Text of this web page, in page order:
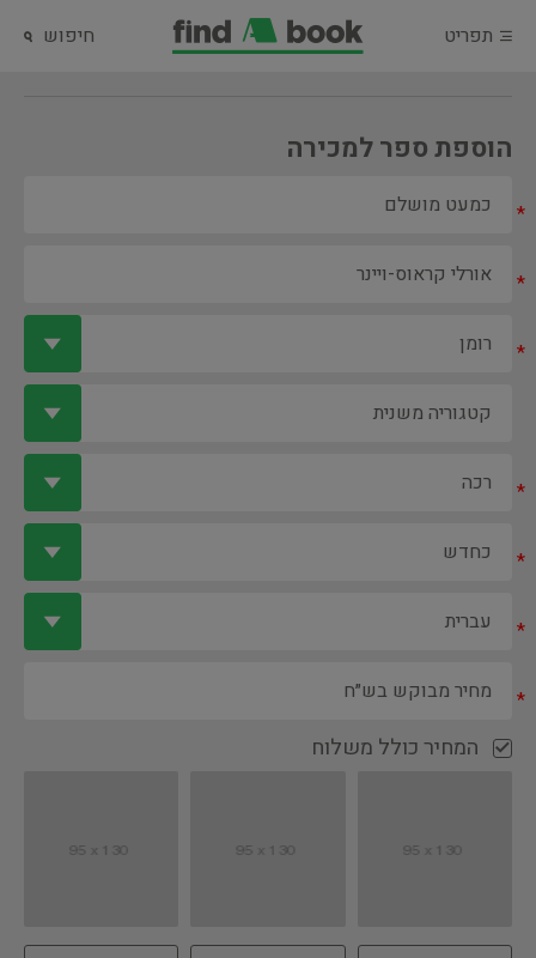
תפריט חיפוש
הוספת ספר למכירה
*
*
*
*
*
*
*
המחיר כולל משלוח